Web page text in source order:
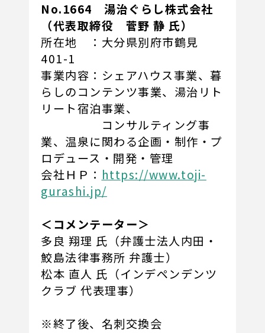
No.1664 湯治ぐらし株式会社
（代表取締役 菅野 静 氏）
所在地 ：大分県別府市鶴見
401-1
事業内容：シェアハウス事業、暮
らしのコンテンツ事業、湯治リト
リート宿泊事業、
コンサルティング事
業、温泉に関わる企画・制作・プ
ロデュース・開発・管理
会社ＨＰ： https://www.toji-
gurashi.jp/
＜コメンテーター＞
多良 翔理 氏（弁護士法人内田・
鮫島法律事務所 弁護士）
松本 直人 氏（インデペンデンツ
クラブ 代表理事）
※終了後、名刺交換会